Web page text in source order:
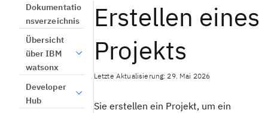
Dokumentatio
nsverzeichnis
Übersicht
über IBM
watsonx
Developer
Hub
Erstellen eines
Projekts
Letzte Aktualisierung: 29. Mai 2026
Sie erstellen ein Projekt, um ein